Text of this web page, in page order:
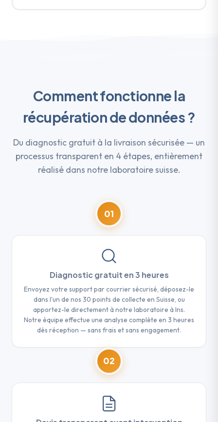
Comment fonctionne la
récupération de données ?
Du diagnostic gratuit à la livraison sécurisée — un
processus transparent en 4 étapes, entièrement
réalisé dans notre laboratoire suisse.
01
Diagnostic gratuit en 3 heures
Envoyez votre support par courrier sécurisé, déposez-le
dans l'un de nos 30 points de collecte en Suisse, ou
apportez-le directement à notre laboratoire à Ins.
Notre équipe effectue une analyse complète en 3 heures
dès réception — sans frais et sans engagement.
02